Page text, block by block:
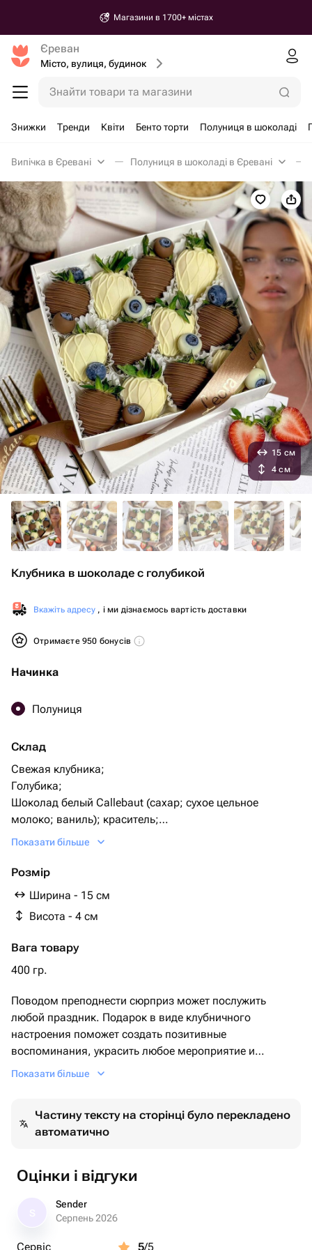
Магазини в 1700+ містах
Єреван
Місто, вулиця, будинок
Знайти товари та магазини
Знижки Тренди Квіти Бенто торти Полуниця в шоколаді
Випічка в Єревані Полуниця в шоколаді в Єревані
Клубника в шоколаде с голубикой
Вкажіть адресу , і ми дізнаємось вартість доставки
Отримаєте 950 бонусів
Начинка
Полуниця
Склад
Свежая клубника;
Голубика;
Шоколад белый Callebaut (сахар; сухое цельное
молоко; ваниль); краситель;
Шоколад молочный Callebaut (сахар; масло какао;
Топпинги: Шоколадные узоры;
Лента атласная;
Пакет;
Показати більше
Розмір
Ширина - 15 см
Висота - 4 см
Вага товару
400 гр.
15 см
4 см
Поводом преподнести сюрприз может послужить
любой праздник. Подарок в виде клубничного
настроения поможет создать позитивные
воспоминания, украсить любое мероприятие и
выразить вашу заботу, и внимание к человеку,
каждого!
признаться в чувствах любимой девушке? да!
сделать приятный подарок маме? да!
просто порадовать друзей или коллег таким
необычным подарком на день рождение? да!
Показати більше
Частину тексту на сторінці було перекладено
автоматично
Оцінки і відгуки
Sender
Серпень 2026
Сервіс 5/5